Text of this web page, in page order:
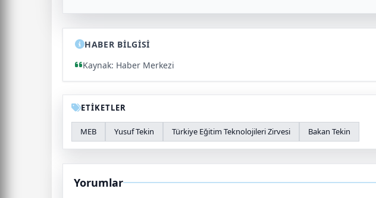
HABER BİLGİSİ
Kaynak: Haber Merkezi
ETİKETLER
MEB Yusuf Tekin Türkiye Eğitim Teknolojileri Zirvesi Bakan Tekin
Yorumlar